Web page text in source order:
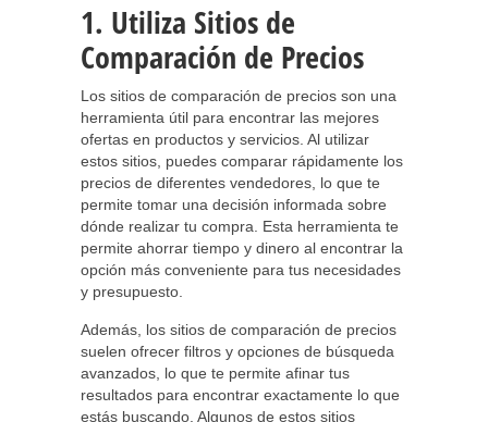
1. Utiliza Sitios de
Comparación de Precios
Los sitios de comparación de precios son una
herramienta útil para encontrar las mejores
ofertas en productos y servicios. Al utilizar
estos sitios, puedes comparar rápidamente los
precios de diferentes vendedores, lo que te
permite tomar una decisión informada sobre
dónde realizar tu compra. Esta herramienta te
permite ahorrar tiempo y dinero al encontrar la
opción más conveniente para tus necesidades
y presupuesto.
Además, los sitios de comparación de precios
suelen ofrecer filtros y opciones de búsqueda
avanzados, lo que te permite afinar tus
resultados para encontrar exactamente lo que
estás buscando. Algunos de estos sitios